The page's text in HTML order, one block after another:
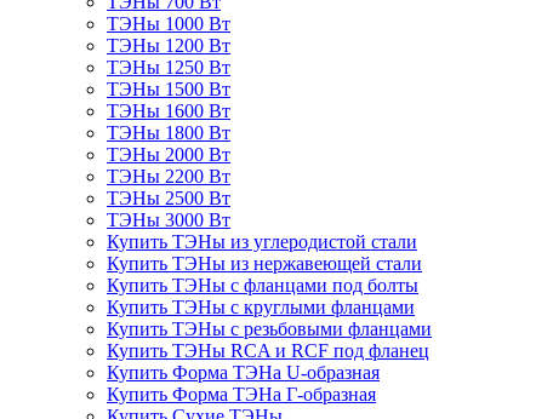
ТЭНы 1000 Вт
ТЭНы 1200 Вт
ТЭНы 1250 Вт
ТЭНы 1500 Вт
ТЭНы 1600 Вт
ТЭНы 1800 Вт
ТЭНы 2000 Вт
ТЭНы 2200 Вт
ТЭНы 2500 Вт
ТЭНы 3000 Вт
Купить ТЭНы из углеродистой стали
Купить ТЭНы из нержавеющей стали
Купить ТЭНы с фланцами под болты
Купить ТЭНы с круглыми фланцами
Купить ТЭНы с резьбовыми фланцами
Купить ТЭНы RCA и RCF под фланец
Купить Форма ТЭНа U-образная
Купить Форма ТЭНа Г-образная